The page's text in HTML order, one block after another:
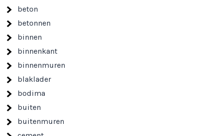
beton
betonnen
binnen
binnenkant
binnenmuren
blaklader
bodima
buiten
buitenmuren